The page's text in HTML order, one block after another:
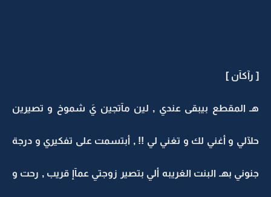
[ رآكآن ]
هـ المقطع بيبقى عندي , لين مآتجين يَ شموخ و تصيرين
حلآلي و أغني لك و تغني لي !! , أبتسمت على تفكيري و درجة
جنوني بهـ البنت الغريبه ألي بتصير زوجتي عمآإ قريب , رحت و